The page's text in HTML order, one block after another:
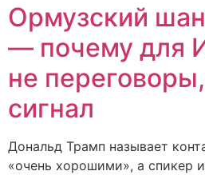
Ормузский
— почему для
не
сигнал
Дональд Трамп называет
«очень хорошими», а спикер